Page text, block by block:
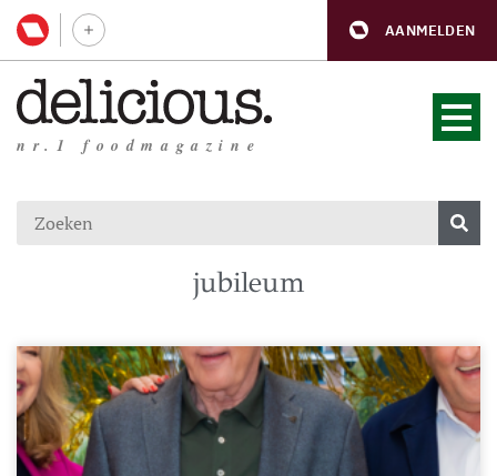
AANMELDEN
nr.1 foodmagazine
jubileum